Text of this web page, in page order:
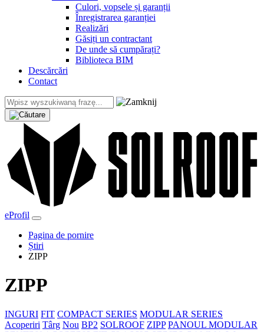
Culori, vopsele și garanții
Înregistrarea garanției
Realizări
Găsiți un contractant
De unde să cumpărați?
Biblioteca BIM
Descărcări
Contact
eProfil
Pagina de pornire
Știri
ZIPP
ZIPP
INGURI FIT COMPACT SERIES MODULAR SERIES
Acoperiri Târg Nou BP2 SOLROOF ZIPP PANOUL MODULAR